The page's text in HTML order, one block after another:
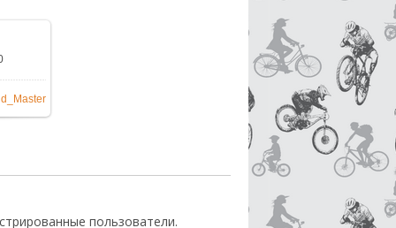
пользователи.